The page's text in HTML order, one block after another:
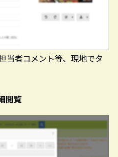
当者コメント等、現地でタ
閲覧